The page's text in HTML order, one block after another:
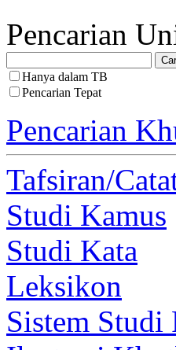
Pencarian
Hanya dalam TB
Pencarian Tepat
Pencarian
Tafsiran/
Studi Kamus
Studi Kata
Leksikon
Sistem Studi